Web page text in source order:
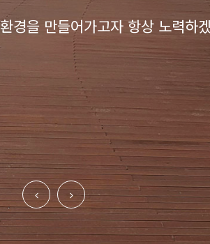
경을 만들어가고자 항상 노력하